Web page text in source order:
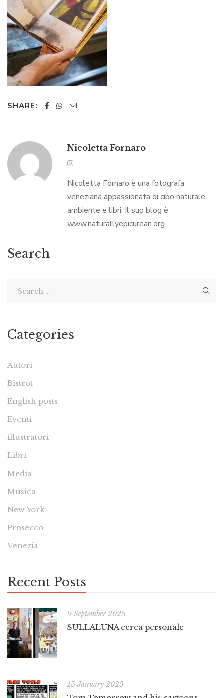
SHARE:
Nicoletta Fornaro
Nicoletta Fornaro è una fotografa
veneziana appassionata di cibo naturale,
ambiente e libri. Il suo blog è
www.naturallyepicurean.org .
Search
Categories
Autori
Bistrot
English posts
Eventi
illustratori
Libri
Media
Musica
New York
Prosecco
Venezia
Recent Posts
9 September 2025
SULLALUNA cerca personale
15 January 2025